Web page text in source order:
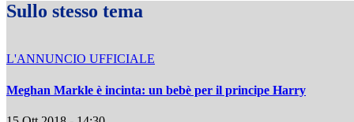
Sullo stesso tema
L'ANNUNCIO UFFICIALE
Meghan Markle è incinta: un bebè per il principe Harry